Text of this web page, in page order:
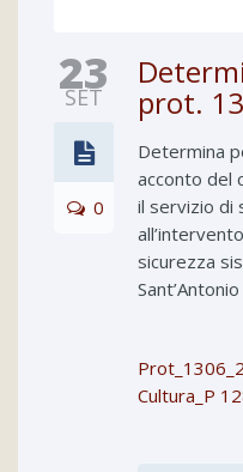
23
SET
0
prot.
Determina
acconto del
il servizio di
sicurezza
Cultura_P